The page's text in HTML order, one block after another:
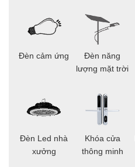
Đèn cảm ứng
Đèn Led nhà
xưởng
Đèn năng
lượng mặt trời
Khóa cửa
thông minh